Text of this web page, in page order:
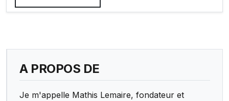
A PROPOS DE
Je m'appelle Mathis Lemaire, fondateur et